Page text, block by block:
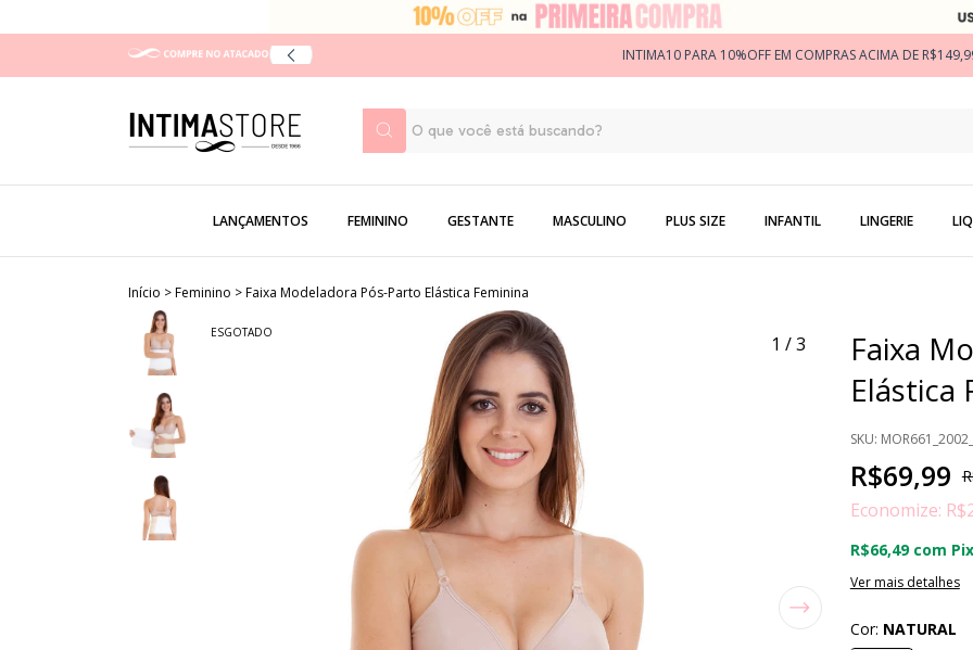
INTIMA10 PARA 10%OFF EM COMPRAS ACIMA DE
LANÇAMENTOS FEMININO GESTANTE MASCULINO PLUS SIZE INFANTIL LINGERIE
Início >Feminino >Faixa Modeladora Pós-Parto Elástica Feminina
ESGOTADO 1 /3
Faixa
Elástica
SKU:
R$69,99
Economize:
R$66,49 com Pix
Ver mais detalhes
Cor: NATURAL